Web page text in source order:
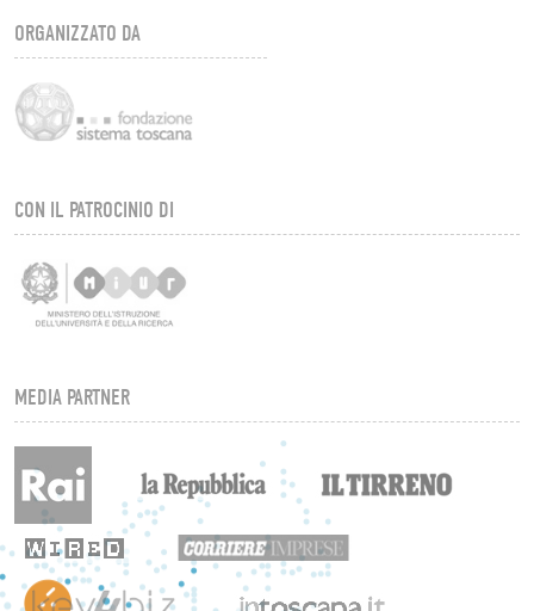
ORGANIZZATO DA
CON IL PATROCINIO DI
MEDIA PARTNER